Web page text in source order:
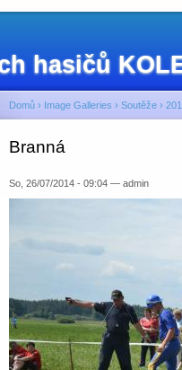
hasičů
Domů › Image Galleries › Soutěže ›
Branná
So, 26/07/2014 - 09:04 — admin